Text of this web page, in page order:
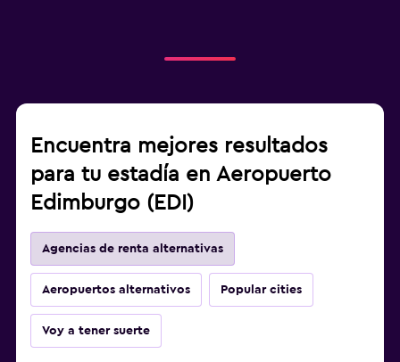
Encuentra mejores resultados
para tu estadía en Aeropuerto
Edimburgo (EDI)
Agencias de renta alternativas
Aeropuertos alternativos Popular cities
Voy a tener suerte